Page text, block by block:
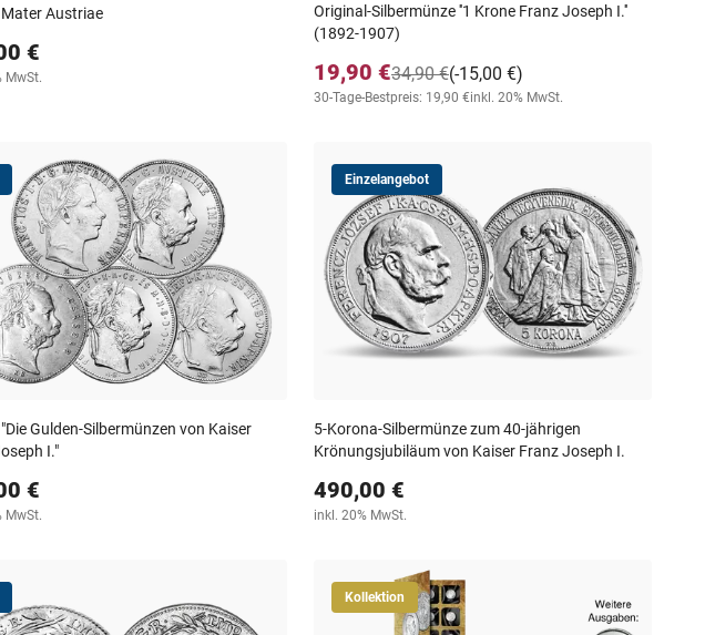
Austriae
€
MwSt.
Original-Silbermünze ''1 Krone Franz Joseph I.''
(1892-1907)
19,90 € (-15,00 €)
34,90 €
30-Tage-Bestpreis: 19,90 €inkl. 20% MwSt.
Gulden-Silbermünzen von Kaiser
I."
€
MwSt.
Einzelangebot
5-Korona-Silbermünze zum 40-jährigen
Krönungsjubiläum von Kaiser Franz Joseph I.
490,00 €
inkl. 20% MwSt.
Kollektion